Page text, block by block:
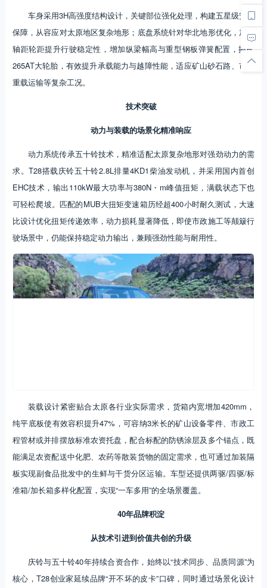
车身采用3H高强度结构设计，关键部位强化处理，构建五星级安全
保障，从容应对太原地区复杂地形；底盘系统针对华北地形优化，加大
轴距轮距提升行驶稳定性，增加纵梁幅高与重型钢板弹簧配置，搭配
265AT大轮胎，有效提升承载能力与越障性能，适应矿山砂石路、市政
重载运输等复杂工况。
技术突破
动力与装载的场景化精准响应
动力系统传承五十铃技术，精准适配太原复杂地形对强劲动力的需
求。T28搭载庆铃五十铃2.8L排量4KD1柴油发动机，并采用国内首创
EHC技术，输出110kW最大功率与380N・m峰值扭矩，满载状态下也
可轻松爬坡。匹配的MUB大扭矩变速箱历经超400小时耐久测试，大速
比设计优化扭矩传递效率，动力损耗显著降低，即使市政施工等颠簸行
驶场景中，仍能保持稳定动力输出，兼顾强劲性能与耐用性。
装载设计紧密贴合太原各行业实际需求，货箱内宽增加420mm，
纯平底板使有效容积提升47%，可容纳3米长的矿山设备零件、市政工
程管材或并排摆放标准农资托盘，配合标配的防锈涂层及多个锚点，既
能满足农资配送中化肥、农药等散装货物的固定需求，也可通过加装隔
板实现副食品批发中的生鲜与干货分区运输。车型还提供两驱/四驱/标
准箱/加长箱多样化配置，实现“一车多用”的全场景覆盖。
40年品牌积淀
从技术引进到价值共创的升级
庆铃与五十铃40年持续合资合作，始终以“技术同步、品质同源”为
核心，T28创业家延续品牌“开不坏的皮卡”口碑，同时通过场景化设计